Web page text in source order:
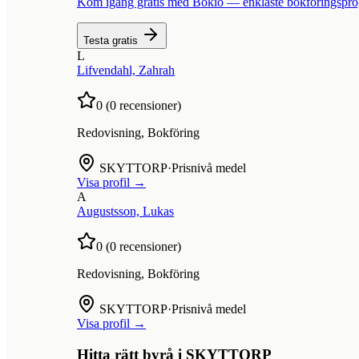
Testa gratis
L
Lifvendahl, Zahrah
0 (0 recensioner)
Redovisning, Bokföring
SKYTTORP·Prisnivå medel
Visa profil →
A
Augustsson, Lukas
0 (0 recensioner)
Redovisning, Bokföring
SKYTTORP·Prisnivå medel
Visa profil →
Hitta rätt byrå i SKYTTORP